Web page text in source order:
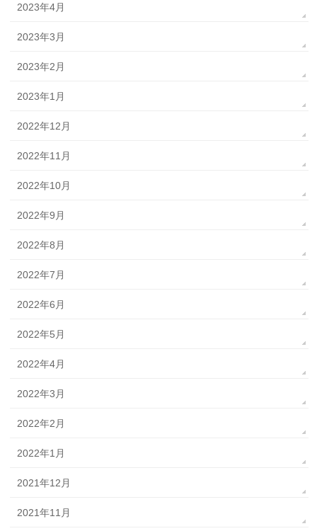
2023年4月
2023年3月
2023年2月
2023年1月
2022年12月
2022年11月
2022年10月
2022年9月
2022年8月
2022年7月
2022年6月
2022年5月
2022年4月
2022年3月
2022年2月
2022年1月
2021年12月
2021年11月